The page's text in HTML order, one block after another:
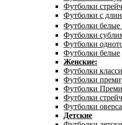
Футболки
Футболки с
Футболки белые
Футболки
Футболки
Футболки белые
Женские:
Футболки
Футболки
Футболки
Футболки
Футболки
Детские